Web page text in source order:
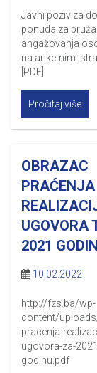
Javni poziv za
ponuda za
angažovanja
na anketnim
[PDF]
Pročitaj više
OBRAZAC
PRAĆENJA
UGOVORA
2021
10.02.2022
http://fzs.ba/wp-
content/
pracenja-
ugovora-za-
godinu.pdf